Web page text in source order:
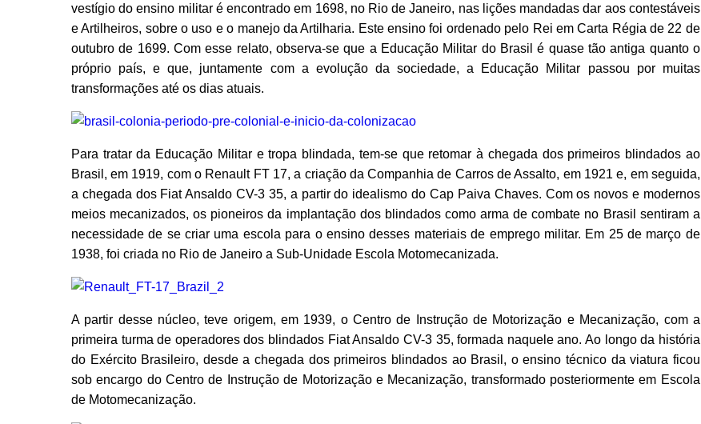
vestígio do ensino militar é encontrado em 1698, no Rio de Janeiro, nas lições mandadas dar aos contestáveis
e Artilheiros, sobre o uso e o manejo da Artilharia. Este ensino foi ordenado pelo Rei em Carta Régia de 22 de
outubro de 1699. Com esse relato, observa-se que a Educação Militar do Brasil é quase tão antiga quanto o
próprio país, e que, juntamente com a evolução da sociedade, a Educação Militar passou por muitas
transformações até os dias atuais.
Para tratar da Educação Militar e tropa blindada, tem-se que retomar à chegada dos primeiros blindados ao
Brasil, em 1919, com o Renault FT 17, a criação da Companhia de Carros de Assalto, em 1921 e, em seguida,
a chegada dos Fiat Ansaldo CV-3 35, a partir do idealismo do Cap Paiva Chaves. Com os novos e modernos
meios mecanizados, os pioneiros da implantação dos blindados como arma de combate no Brasil sentiram a
necessidade de se criar uma escola para o ensino desses materiais de emprego militar. Em 25 de março de
1938, foi criada no Rio de Janeiro a Sub-Unidade Escola Motomecanizada.
A partir desse núcleo, teve origem, em 1939, o Centro de Instrução de Motorização e Mecanização, com a
primeira turma de operadores dos blindados Fiat Ansaldo CV-3 35, formada naquele ano. Ao longo da história
do Exército Brasileiro, desde a chegada dos primeiros blindados ao Brasil, o ensino técnico da viatura ficou
sob encargo do Centro de Instrução de Motorização e Mecanização, transformado posteriormente em Escola
de Motomecanização.